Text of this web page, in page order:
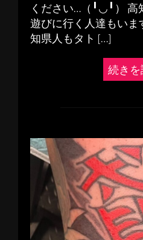
ください…（╹◡╹） 高
遊びに行く人達もいま
知県人もタト […]
続きを